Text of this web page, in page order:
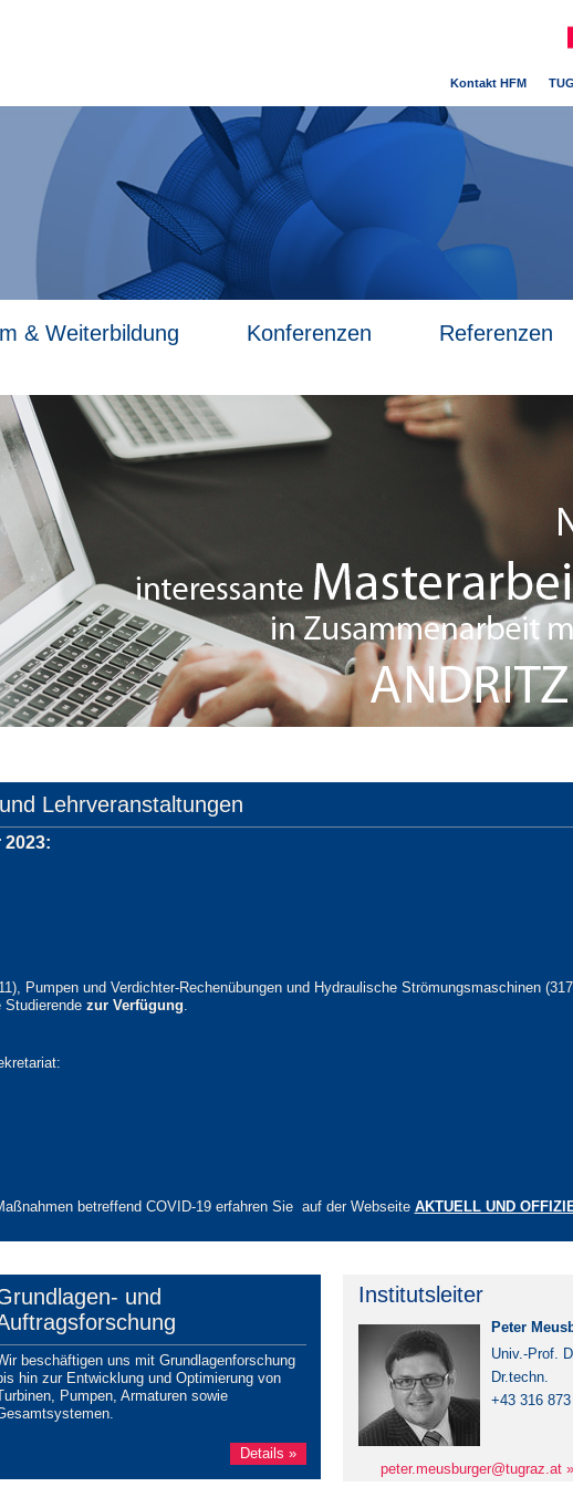
Kontakt HFM
& Weiterbildung Konferenzen Referenzen
Lehrveranstaltungen
Pumpen und Verdichter-Rechenübungen und Hydraulische Strömungsmaschinen
zur Verfügung.
betreffend COVID-19 erfahren Sie auf der Webseite AKTUELL UND
und
beschäftigen uns mit Grundlagenforschung
hin zur Entwicklung und Optimierung von
Pumpen, Armaturen sowie
Details »
Institutsleiter
Peter
Univ.-Prof.
Dr.techn.
+43 316
peter.meusburger@tugraz.at